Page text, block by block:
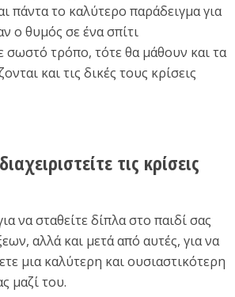
πάντα το καλύτερο παράδειγμα για
ο θυμός σε ένα σπίτι
σωστό τρόπο, τότε θα μάθουν και τα
και τις δικές τους κρίσεις
τις κρίσεις
να σταθείτε δίπλα στο παιδί σας
αλλά και μετά από αυτές, για να
μια καλύτερη και ουσιαστικότερη
μαζί του.